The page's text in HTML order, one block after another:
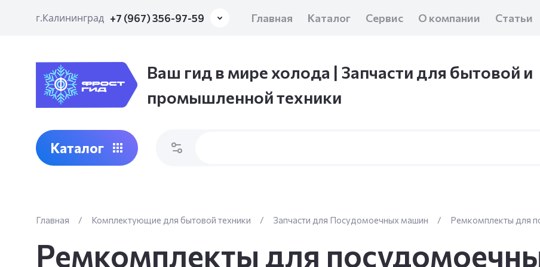
г.Калининград +7 (967) 356-97-59 Главная Каталог Сервис О компании Статьи
Ваш гид в мире холода | Запчасти для бытовой и
промышленной техники
Каталог
Главная / Комплектующие для бытовой техники / Запчасти для Посудомоечных машин / Ремкомплекты для
Ремкомплекты для